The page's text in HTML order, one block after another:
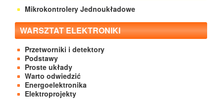
Mikrokontrolery Jednoukładowe
WARSZTAT ELEKTRONIKI
Przetworniki i detektory
Podstawy
Proste układy
Warto odwiedzić
Energoelektronika
Elektroprojekty